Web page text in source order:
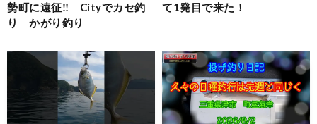
勢町に遠征‼ Cityでカセ釣
り かがり釣り
て1発目で来た！